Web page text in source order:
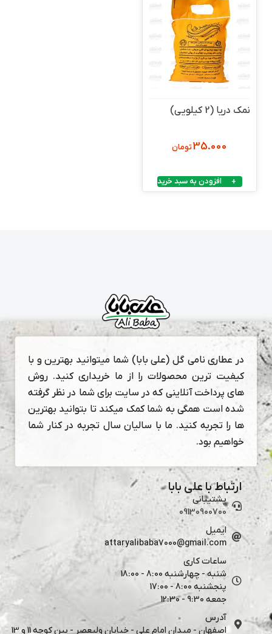
نمک دریا (2 کیلویی)
35.000تومان
افزودن به سبد خرید
در عطاری نامی گل (علی بابا) شما میتوانید بهترین و با
کیفیت ترین محصولات را از ما خریداری کنید. روش
های پرداخت آنلاینی که در سایت برای شما در نظر گرفته
شده است همگی به شما کمک میکند تا بتوانید بهترین
ها را تجربه کنید. ما با سالیان سال تجربه در کنار شما
خواهیم بود.
ارتباط با علی بابا
پشتیبانی
09130900700
ایمیل
attaryalibaba7000@gmail.com
ساعات کاری
شنبه - چهارشنبه 8:00 - 18:00
پنجشنبه 8:00 - 17:00
جمعه 9:30 - 12:30
آدرس
اصفهان - میدان امام علی - خیابان ولیعصر - بین کوچه 11 و 13